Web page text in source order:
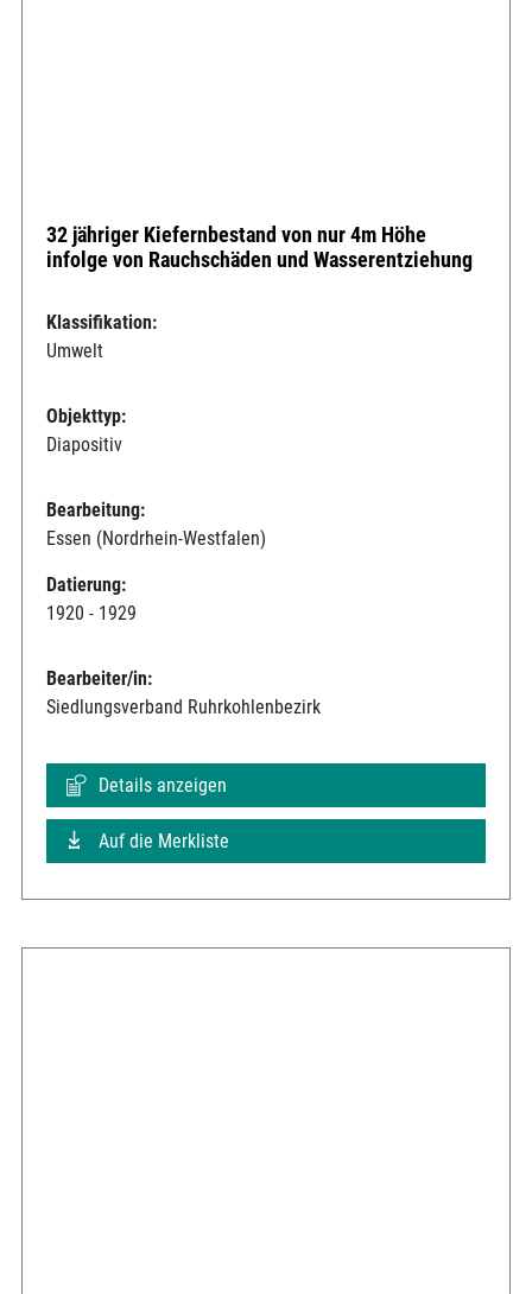
32 jähriger Kiefernbestand von nur 4m Höhe
infolge von Rauchschäden und Wasserentziehung
Klassifikation:
Umwelt
Objekttyp:
Diapositiv
Bearbeitung:
Essen (Nordrhein-Westfalen)
Datierung:
1920 - 1929
Bearbeiter/in:
Siedlungsverband Ruhrkohlenbezirk
Details anzeigen
Auf die Merkliste